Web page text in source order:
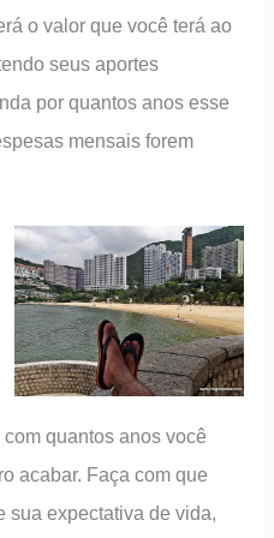
o valor que você terá ao
seus aportes
por quantos anos esse
mensais forem
quantos anos você
acabar. Faça com que
sua expectativa de vida,